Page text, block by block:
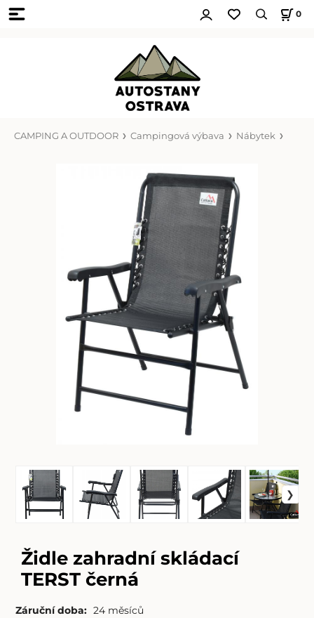
0
CAMPING A OUTDOOR Campingová výbava Nábytek
Židle zahradní skládací
TERST černá
Záruční doba: 24 měsíců